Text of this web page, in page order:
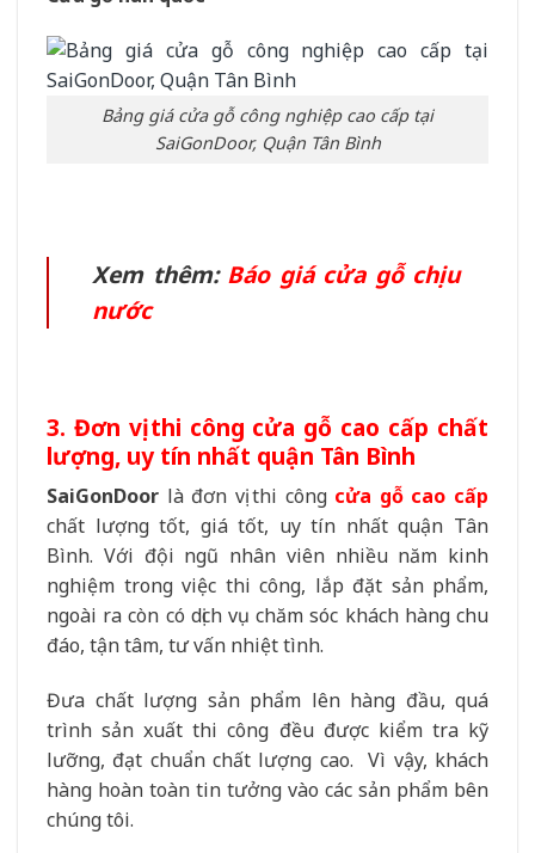
Bảng giá cửa gỗ công nghiệp cao cấp tại
SaiGonDoor, Quận Tân Bình
Xem thêm: Báo giá cửa gỗ chịu
nước
3. Đơn vị thi công cửa gỗ cao cấp chất
lượng, uy tín nhất quận Tân Bình
SaiGonDoor là đơn vị thi công cửa gỗ cao cấp
chất lượng tốt, giá tốt, uy tín nhất quận Tân
Bình. Với đội ngũ nhân viên nhiều năm kinh
nghiệm trong việc thi công, lắp đặt sản phẩm,
ngoài ra còn có dịch vụ chăm sóc khách hàng chu
đáo, tận tâm, tư vấn nhiệt tình.
Đưa chất lượng sản phẩm lên hàng đầu, quá
trình sản xuất thi công đều được kiểm tra kỹ
lưỡng, đạt chuẩn chất lượng cao. Vì vậy, khách
hàng hoàn toàn tin tưởng vào các sản phẩm bên
chúng tôi.